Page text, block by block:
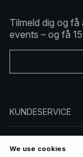
Tilmeld dig og
events – og få
KUNDESERVICE